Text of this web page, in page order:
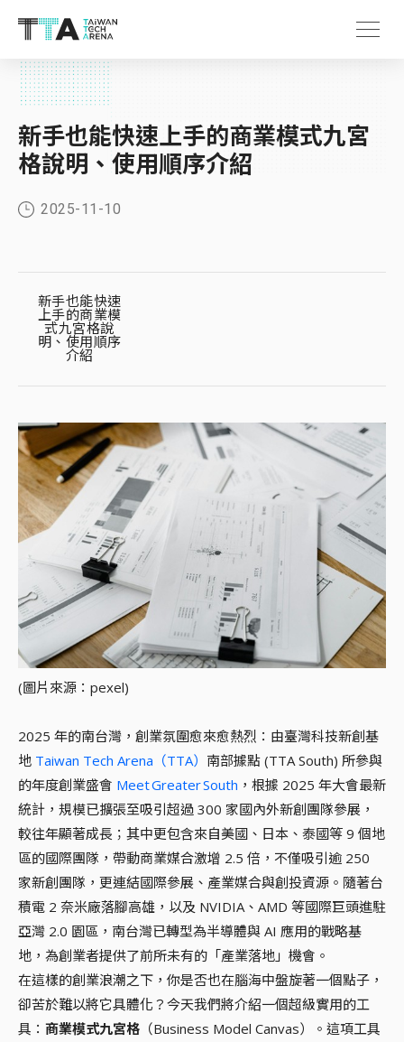
新手也能快速上手的商業模式九宮
格說明、使用順序介紹
2025-11-10
新手也能快速
上手的商業模
式九宮格說
明、使用順序
介紹
(圖片來源：pexel)
2025 年的南台灣，創業氛圍愈來愈熱烈：由臺灣科技新創基
地 Taiwan Tech Arena（TTA） 南部據點 (TTA South) 所參與
的年度創業盛會 Meet Greater South ，根據 2025 年大會最新
統計，規模已擴張至吸引超過 300 家國內外新創團隊參展，
較往年顯著成長；其中更包含來自美國、日本、泰國等 9 個地
區的國際團隊，帶動商業媒合激增 2.5 倍，不僅吸引逾 250
家新創團隊，更連結國際參展、產業媒合與創投資源。隨著台
積電 2 奈米廠落腳高雄，以及 NVIDIA、AMD 等國際巨頭進駐
亞灣 2.0 園區，南台灣已轉型為半導體與 AI 應用的戰略基
地，為創業者提供了前所未有的「產業落地」機會。
在這樣的創業浪潮之下，你是否也在腦海中盤旋著一個點子，
卻苦於難以將它具體化？今天我們將介紹一個超級實用的工
具： 商業模式九宮格 （Business Model Canvas）。這項工具